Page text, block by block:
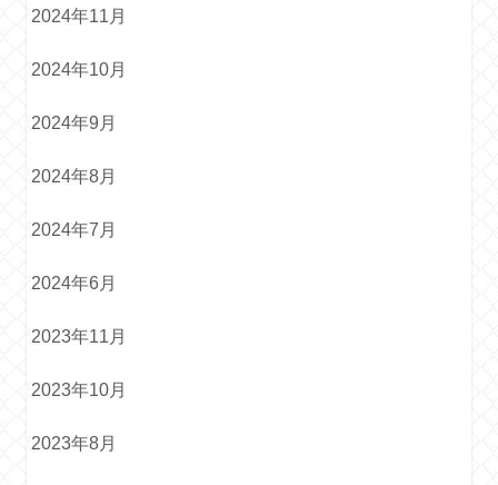
2024年11月
2024年10月
2024年9月
2024年8月
2024年7月
2024年6月
2023年11月
2023年10月
2023年8月